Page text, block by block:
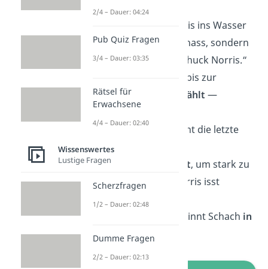
umkippen
„Wenn Chuck Norris ins Wasser
fällt, wird er nicht nass, sondern
das Wasser wird
Chuck Norris.“
„Chuck Norris hat bis zur
Unendlichkeit gezählt —
„Chuck Norris kennt die letzte
Ziffer von
„Popeye isst
Spinat, um stark zu
werden. Chuck Norris isst
Popeye.“
„Chuck Norris gewinnt Schach in
einem Zug.“
2/4 – Dauer: 04:24
Pub Quiz Fragen
3/4 – Dauer: 03:35
Rätsel für
Erwachsene
4/4 – Dauer: 02:40
Wissenswertes
Lustige Fragen
Scherzfragen
1/2 – Dauer: 02:48
Dumme Fragen
2/2 – Dauer: 02:13